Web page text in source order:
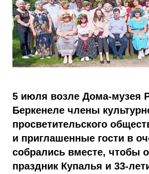
5 июля возле Дома-музея
Беркенеле члены
просветительского
и приглашенные гости в
собрались вместе, чтобы
праздник Купалья и 33-